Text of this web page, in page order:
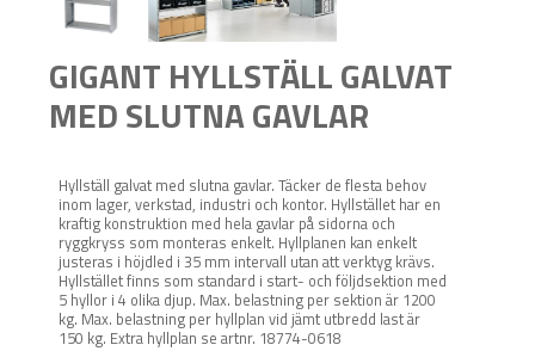
GIGANT HYLLSTÄLL GALVAT
MED SLUTNA GAVLAR
Hyllställ galvat med slutna gavlar. Täcker de flesta behov
inom lager, verkstad, industri och kontor. Hyllstället har en
kraftig konstruktion med hela gavlar på sidorna och
ryggkryss som monteras enkelt. Hyllplanen kan enkelt
justeras i höjdled i 35 mm intervall utan att verktyg krävs.
Hyllstället finns som standard i start- och följdsektion med
5 hyllor i 4 olika djup. Max. belastning per sektion är 1200
kg. Max. belastning per hyllplan vid jämt utbredd last är
150 kg. Extra hyllplan se artnr. 18774-0618